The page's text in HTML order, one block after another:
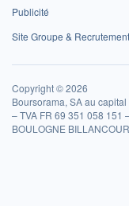
Publicité
Site Groupe & Recrutement
Copyright © 2026
Boursorama, SA au
– TVA FR 69 351 058 151
BOULOGNE